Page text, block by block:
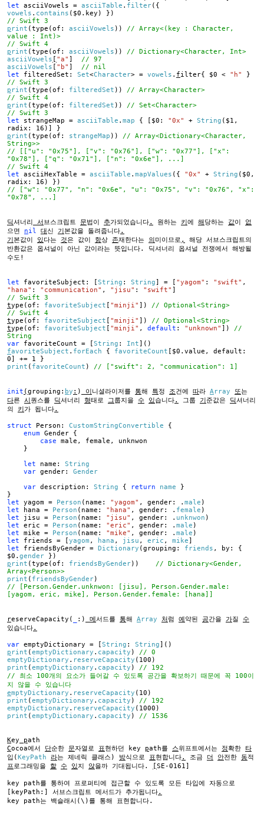
let asciiVowels = asciiTable . filter({
vowels . contains ($0.key) })
// Swift 3
p rint (type(of: asciiVowels )) // Array<(key : Character,
value : Int)>
// Swift 4
p rint (type(of: asciiVowels )) // Dictionary<Character, Int>
asciiVowels
"a"
// 97
asciiVowels
"b"
// nil
let filteredSet: Set<Character> = vowels . filter{ $0 < "h"
}
// Swift 3
p rint (type(of: filteredSet )) // Array<Character>
// Swift 4
p rint (type(of: filteredSet )) // Set<Character>
// Swift 3
let strangeMap = asciiTable . map { [$0: "0x" + String ($1,
radix: 16)] }
p rint (type(of: strangeMap )) // Array<Dictionary<Character,
String>>
// [["u": "0x75"], ["v": "0x76"], ["w": "0x77"], ["x":
"0x78"], ["q": "0x71"], ["n": "0x6e"], ...]
// Swift 4
let asciiHexTable = asciiTable . mapValues ({ "0x" + String ($0,
radix: 16) })
// ["w": "0x77", "n": "0x6e", "u": "0x75", "v": "0x76", "x":
"0x78", ...]
딕셔너리 서브스크립트 문법이 추가되었습니다. 원하는 키 에 해 당하는 값이 없
으면 nil 대신 기 본값을 돌려줍니다.
기 본값이 있다는 것은 값이 항상 존재한다는 의 미이므로 ,
해당 서브스크립트의
반환값은 옵셔널이 아닌 값이라는 뜻입니다. 딕셔너리 옵셔널 전쟁에서 해방될
수도!
let favoriteSubject: [ String : String ] = [ "yagom" : "swift" ,
"hana" : "communication" , "jisu" : "swift"
// Swift 3
type(of: favoriteSubject "minji" ]) // Optional<String>
// Swift 4
type(of: favoriteSubject "minji" ]) // Optional<String>
type(of: favoriteSubject "minji" , default : "unknown" ]) //
String
var favoriteCount = [ String : Int ]()
favoriteSubject . forEach { favoriteCount [$0.value, default:
0] += 1 }
print ( favoriteCount ) // ["swift": 2, "communication": 1]
init ( grouping: by : ) 이 니셜라이저를 통해 특정 조건에 따라 Array 또는
다른 시 퀀스를 딕셔너리 형태로 그룹지을 수 있습니다. 그룹 기 준값은 딕셔너리
의 키 가 됩니다.
struct Person: CustomStringConvertible {
enum Gender {
case male, female, unknwon
}
let name: String
var gender: Gender
var description: String { return name }
}
let yagom = Person (name: "yagom" , gender: . male )
let hana = Person (name: "hana" , gender: . female )
let jisu = Person (name: "jisu" , gender: . unknwon )
let eric = Person (name: "eric" , gender: . male )
let mike = Person (name: "mike" , gender: . male )
let friends = [ yagom , hana , jisu , eric , mike
let friendsByGender = Dictionary (grouping: friends , by: {
$0. gender })
p rint (type(of: friendsByGender))
// Dictionary<Gender,
Array<Person>>
print ( friendsByGender)
// [Person.Gender.unknwon: [jisu], Person.Gender.male:
[yagom, eric, mike], Person.Gender.female: [hana]]
reserveCapacity( :) 메 서드를 통해 Array 처 럼 예 약된 공간을 가질 수
있습니다.
var emptyDictionary = [ String : String ]()
p rint ( emptyDictionary . capacity ) // 0
emptyDictionary . reserveCapacity (100)
print ( emptyDictionary . capacity ) // 192
// 최소 100개의 요소가 들어갈 수 있도록 공간을 확보하기 때문에 꼭 100이
지 않을 수 있습니다
emptyDictionary . reserveCapacity (10)
print ( emptyDictionary . capacity ) // 192
emptyDictionary . reserveCapacity (1000)
print ( emptyDictionary . capacity ) // 1536
Key path
Cocoa에서 단순한 문자열로 표현하던 key path를 스위프트에서는 정확한 타
입( KeyPath 라는 제네릭 클래스) 방식으로 표현합니다. 조금 더 안전한 동적
프로그래밍을 할 수 있지 않을까 기대됩니다. SE-0161]
key path를 통하여 프로퍼티에 접근할 수 있도록 모든 타입에 자동으로
[keyPath:] 서브스크립트 메서드가 추가됩니다.
key path는 백슬래시(\)를 통해 표현합니다.